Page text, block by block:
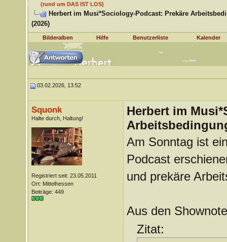
(rund um DAS IST LOS)
Herbert im Musi*Sociology-Podcast: Prekäre
(2026)
Bilderalben Hilfe Benutzerliste Kalender
03.02.2026, 13:52
Squonk
Halte durch, Haltung!
Registriert seit: 23.05.2011
Ort: Mittelhessen
Beiträge: 449
Herbert im
Am Sonntag ist
Podcast
und prekäre
Aus den
Zitat: